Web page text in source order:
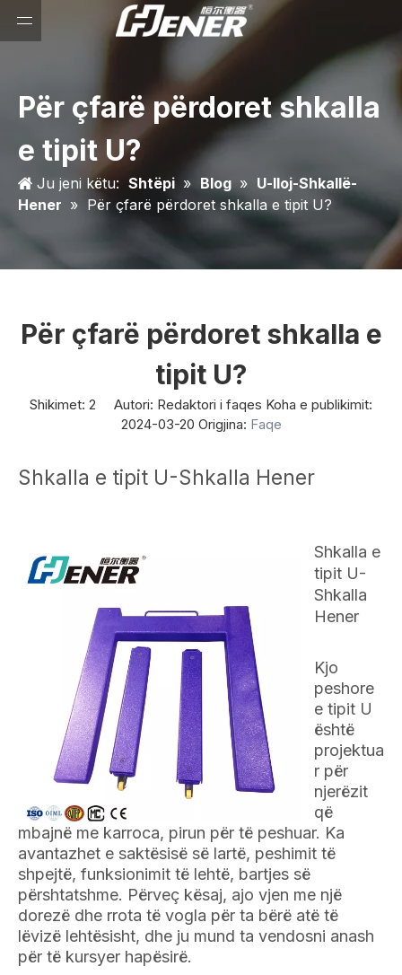
Për çfarë përdoret shkalla
e tipit U?
Ju jeni këtu: Shtëpi » Blog » U-lloj-Shkallë-
Hener » Për çfarë përdoret shkalla e tipit U?
Për çfarë përdoret shkalla e
tipit U?
Shikimet: 2 Autori: Redaktori i faqes Koha e publikimit:
2024-03-20 Origjina: Faqe
Shkalla e tipit U-Shkalla Hener
Shkalla e
tipit U-
Shkalla
Hener
Kjo
peshore
e tipit U
është
projektua
r për
njerëzit
që
mbajnë me karroca, pirun për të peshuar. Ka
avantazhet e saktësisë së lartë, peshimit të
shpejtë, funksionimit të lehtë, bartjes së
përshtatshme. Përveç kësaj, ajo vjen me një
dorezë dhe rrota të vogla për ta bërë atë të
lëvizë lehtësisht, dhe ju mund ta vendosni anash
për të kursyer hapësirë.